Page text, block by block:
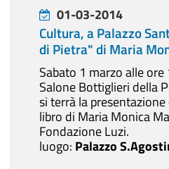
01-03-2014
Cultura, a Palazzo
di Pietra" di Maria
Sabato 1 marzo alle ore
Salone Bottiglieri della
si terrà la
libro di Maria Monica
Fondazione Luzi.
luogo: Palazzo